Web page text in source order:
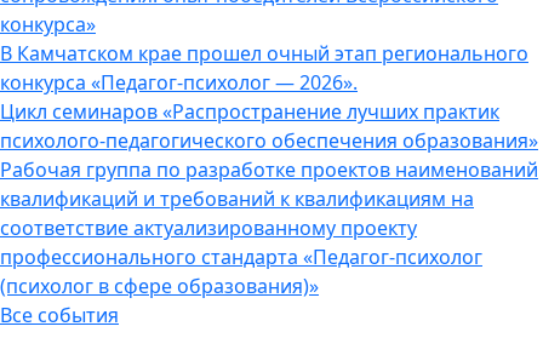
конкурса»
В Камчатском крае прошел очный этап регионального
конкурса «Педагог-психолог — 2026».
Цикл семинаров «Распространение лучших практик
психолого-педагогического обеспечения образования»
Рабочая группа по разработке проектов наименований
квалификаций и требований к квалификациям на
соответствие актуализированному проекту
профессионального стандарта «Педагог-психолог
(психолог в сфере образования)»
Все события